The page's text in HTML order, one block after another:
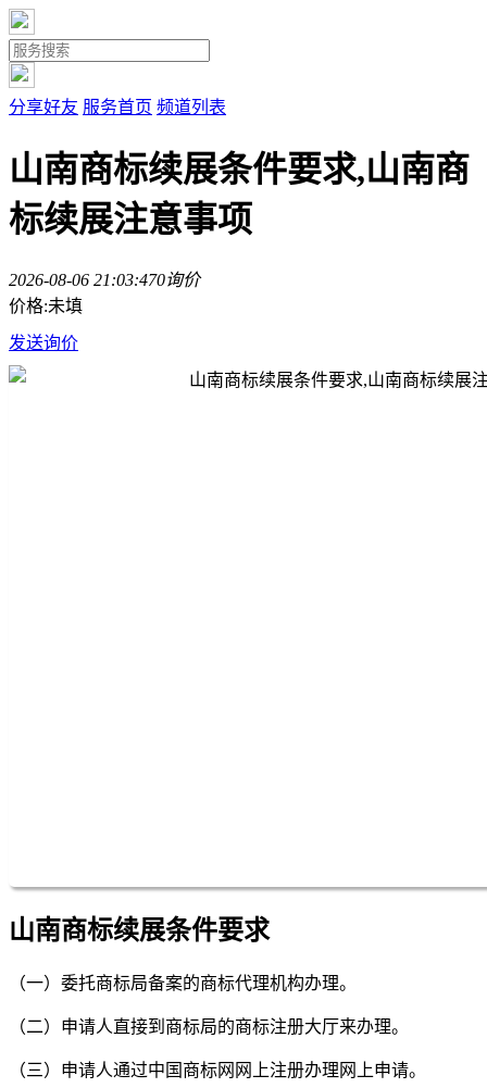
分享好友 服务首页 频道列表
山南商标续展条件要求,山南商
标续展注意事项
2026-08-06 21:03:470询价
价格:未填
发送询价
山南商标续展条件要求
（一）委托商标局备案的商标代理机构办理。
（二）申请人直接到商标局的商标注册大厅来办理。
（三）申请人通过中国商标网网上注册办理网上申请。